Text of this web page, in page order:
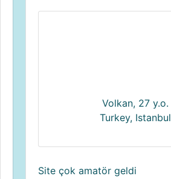
Volkan, 27 y.o.
Turkey, Istanbul
Site çok amatör geldi